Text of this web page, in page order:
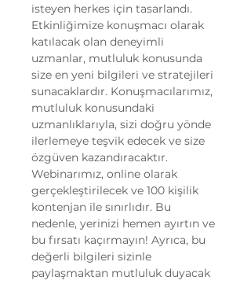
isteyen herkes için tasarlandı.
Etkinliğimize konuşmacı olarak
katılacak olan deneyimli
uzmanlar, mutluluk konusunda
size en yeni bilgileri ve stratejileri
sunacaklardır. Konuşmacılarımız,
mutluluk konusundaki
uzmanlıklarıyla, sizi doğru yönde
ilerlemeye teşvik edecek ve size
özgüven kazandıracaktır.
Webinarımız, online olarak
gerçekleştirilecek ve 100 kişilik
kontenjan ile sınırlıdır. Bu
nedenle, yerinizi hemen ayırtın ve
bu fırsatı kaçırmayın! Ayrıca, bu
değerli bilgileri sizinle
paylaşmaktan mutluluk duyacak